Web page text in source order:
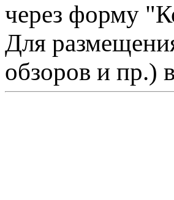
через форму
Для
обзоров и пр.)